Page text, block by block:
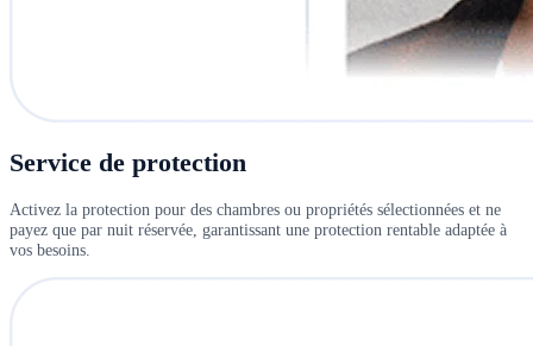
Service de protection
Activez la protection pour des chambres ou propriétés sélectionnées et ne
payez que par nuit réservée, garantissant une protection rentable adaptée à
vos besoins.